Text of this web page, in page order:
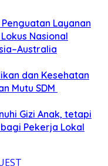
Layanan
Nasional
dan Kesehatan
Mutu SDM
Gizi Anak, tetapi
Pekerja Lokal